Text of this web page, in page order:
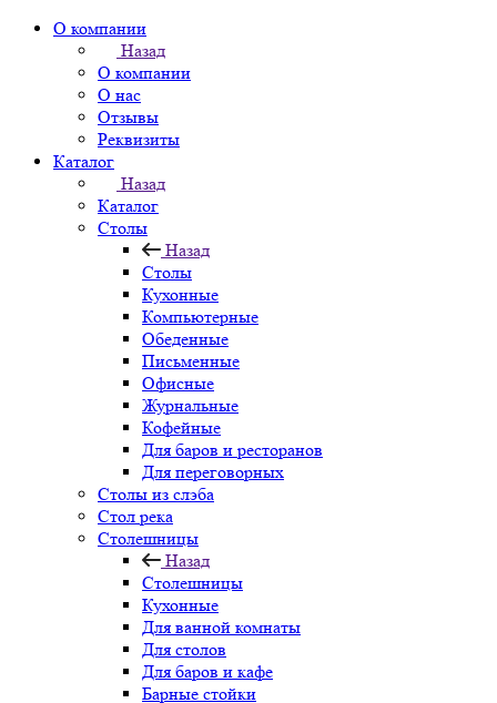
О компании
Назад
О компании
О нас
Отзывы
Реквизиты
Каталог
Назад
Каталог
Столы
Назад
Столы
Кухонные
Компьютерные
Обеденные
Письменные
Офисные
Журнальные
Кофейные
Для баров и ресторанов
Для переговорных
Столы из слэба
Стол река
Столешницы
Назад
Столешницы
Кухонные
Для ванной комнаты
Для столов
Для баров и кафе
Барные стойки